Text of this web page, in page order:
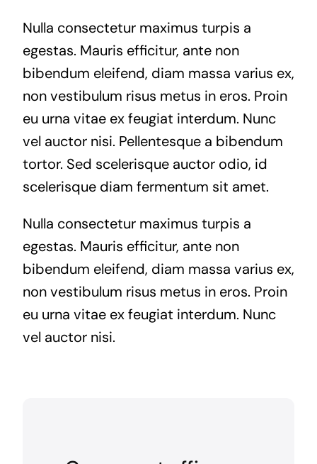
Nulla consectetur maximus turpis a
egestas. Mauris efficitur, ante non
bibendum eleifend, diam massa varius ex,
non vestibulum risus metus in eros. Proin
eu urna vitae ex feugiat interdum. Nunc
vel auctor nisi. Pellentesque a bibendum
tortor. Sed scelerisque auctor odio, id
scelerisque diam fermentum sit amet.
Nulla consectetur maximus turpis a
egestas. Mauris efficitur, ante non
bibendum eleifend, diam massa varius ex,
non vestibulum risus metus in eros. Proin
eu urna vitae ex feugiat interdum. Nunc
vel auctor nisi.